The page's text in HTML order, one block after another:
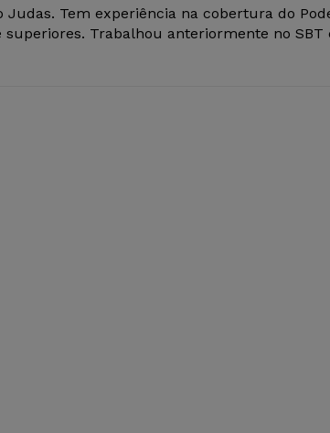
Tem experiência na cobertura do
Trabalhou anteriormente no SBT